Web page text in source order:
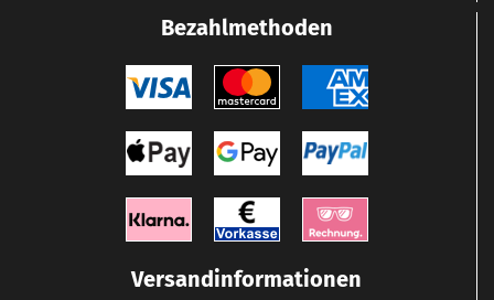
Bezahlmethoden
Versandinformationen